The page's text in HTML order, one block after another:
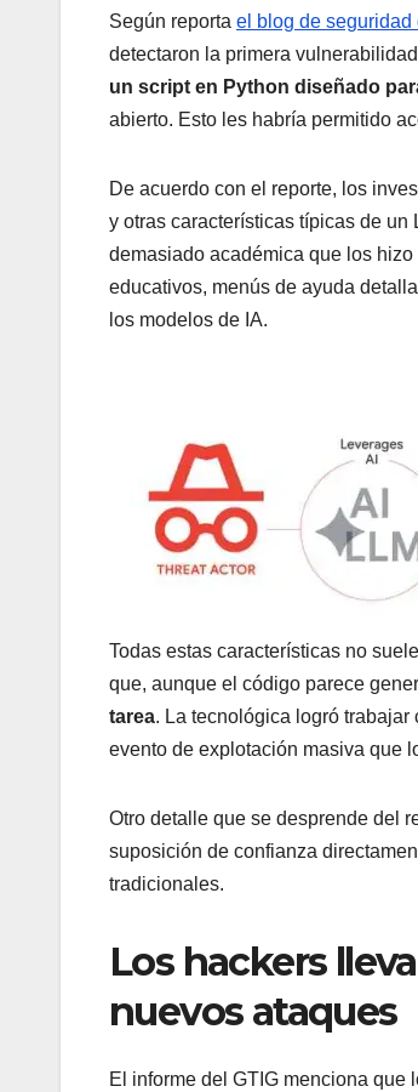
Según reporta el blog de seguridad
detectaron la primera
un script en Python diseñado
abierto. Esto les habría permitido
De acuerdo con el reporte, los
y otras características típicas de
demasiado académica que los
educativos, menús de ayuda
los modelos de IA.
Todas estas características no
que, aunque el código parece
tarea. La tecnológica logró
evento de explotación masiva que
Otro detalle que se desprende del
suposición de confianza
tradicionales.
Los hackers
nuevos ataques
El informe del GTIG menciona